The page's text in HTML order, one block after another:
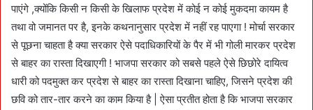
पाएंगे ,क्योंकि किसी न किसी के खिलाफ प्रदेश में कोई न कोई मुकदमा कायम है
तथा वो जमानत पर है, इनके कथनानुसार प्रदेश में नहीं रह पाएगा ! मोर्चा सरकार
से पूछना चाहता है क्या सरकार ऐसे पदाधिकारियों के पैर में भी गोली मारकर प्रदेश
से बाहर का रास्ता दिखाएगी ! भाजपा सरकार को सबसे पहले ऐसे छिछोरे दायित्व
धारी को पदमुक्त कर प्रदेश से बाहर का रास्ता दिखाना चाहिए, जिसने प्रदेश की
छवि को तार-तार करने का काम किया है | ऐसा प्रतीत होता है कि भाजपा सरकार